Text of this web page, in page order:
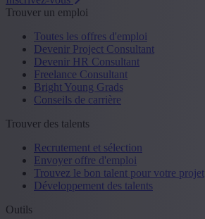
Trouver un emploi
Toutes les offres d'emploi
Devenir Project Consultant
Devenir HR Consultant
Freelance Consultant
Bright Young Grads
Conseils de carrière
Trouver des talents
Recrutement et sélection
Envoyer offre d'emploi
Trouvez le bon talent pour votre projet
Développement des talents
Outils